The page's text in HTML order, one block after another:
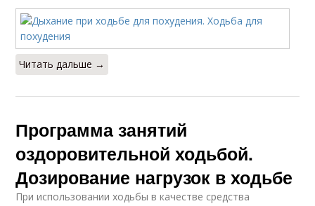
Читать дальше →
Программа занятий
оздоровительной ходьбой.
Дозирование нагрузок в ходьбе
При использовании ходьбы в качестве средства